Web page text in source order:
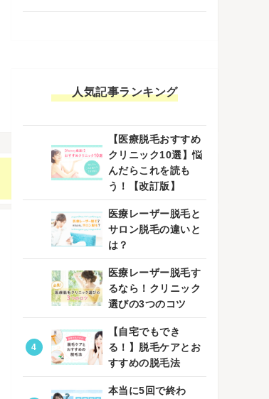
人気記事ランキング
【医療脱毛おすすめ
クリニック10選】悩
んだらこれを読も
う！【改訂版】
医療レーザー脱毛と
サロン脱毛の違いと
は？
医療レーザー脱毛す
るなら！クリニック
選びの3つのコツ
【自宅でもでき
る！】脱毛ケアとお
すすめの脱毛法
本当に5回で終わ